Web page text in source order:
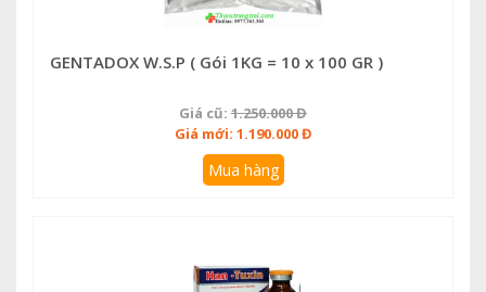
GENTADOX W.S.P ( Gói 1KG = 10 x 100 GR )
Giá cũ: 1.250.000 Đ
Giá mới: 1.190.000 Đ
Mua hàng